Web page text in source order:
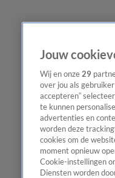
Jouw
Wij en onze 29
over jou als
accepteren”
te kunnen
advertenties en
worden deze
cookies om de
moment opnieuw
Cookie-instellingen
Diensten worden